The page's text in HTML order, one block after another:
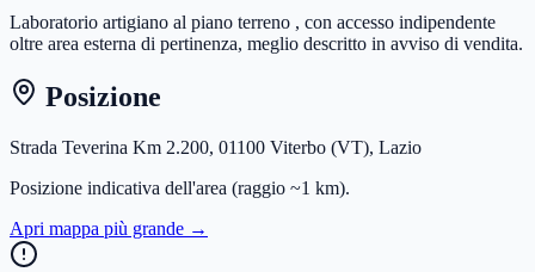
Laboratorio artigiano al piano terreno , con accesso indipendente
oltre area esterna di pertinenza, meglio descritto in avviso di vendita.
Posizione
Strada Teverina Km 2.200, 01100 Viterbo (VT), Lazio
Posizione indicativa dell'area (raggio ~1 km).
Apri mappa più grande →